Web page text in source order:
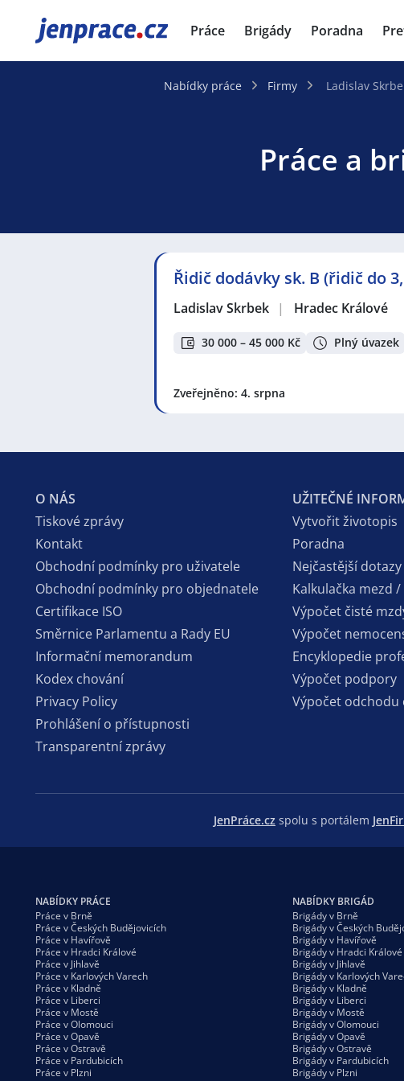
JenPráce.cz Práce Brigády Poradna
Nabídky práce Firmy Ladislav
Práce a
Řidič dodávky sk. B (řidič do
Ladislav Skrbek | Hradec Králové
30 000 – 45 000 Kč Plný úvazek
Zveřejněno: 4. srpna
O NÁS
Tiskové zprávy
Kontakt
Obchodní podmínky pro uživatele
Obchodní podmínky pro objednatele
Certifikace ISO
Směrnice Parlamentu a Rady EU
Informační memorandum
Kodex chování
Privacy Policy
Prohlášení o přístupnosti
Transparentní zprávy
UŽITEČNÉ
Vytvořit životopis
Poradna
Nejčastější
Kalkulačka mezd
Výpočet čisté
Výpočet
Encyklopedie
Výpočet podpory
Výpočet odchodu
JenPráce.cz spolu s portálem
NABÍDKY PRÁCE
Práce v Brně
Práce v Českých Budějovicích
Práce v Havířově
Práce v Hradci Králové
Práce v Jihlavě
Práce v Karlových Varech
Práce v Kladně
Práce v Liberci
Práce v Mostě
Práce v Olomouci
Práce v Opavě
Práce v Ostravě
Práce v Pardubicích
Práce v Plzni
NABÍDKY BRIGÁD
Brigády v Brně
Brigády v Českých
Brigády v Havířově
Brigády v Hradci Králové
Brigády v Jihlavě
Brigády v Karlových
Brigády v Kladně
Brigády v Liberci
Brigády v Mostě
Brigády v Olomouci
Brigády v Opavě
Brigády v Ostravě
Brigády v Pardubicích
Brigády v Plzni